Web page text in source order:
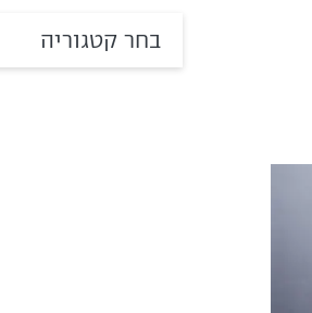
בחר קטגוריה